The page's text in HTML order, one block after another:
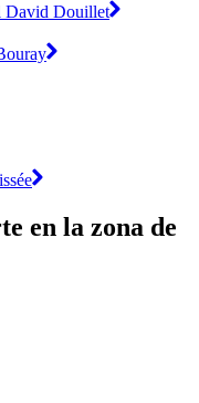
David Douillet
en la zona de